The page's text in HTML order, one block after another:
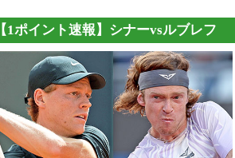
【1ポイント速報】シナーvsルブレフ